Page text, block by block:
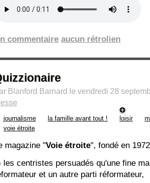
commentaire aucun rétrolien
Blanford Barnard le vendredi 28
journalisme la famille avant tout ! loisir
voie étroite
magazine "Voie étroite", fondé en
les centristes persuadés qu'une fine
et un autre parti réformateur,